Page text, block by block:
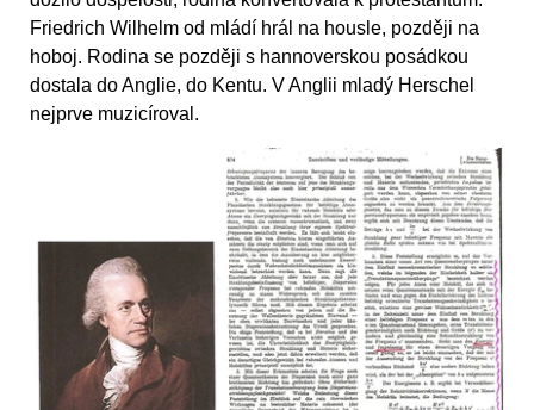
Friedrich Wilhelm od mládí hrál na housle, později na
hoboj. Rodina se později s hannoverskou posádkou
dostala do Anglie, do Kentu. V Anglii mladý Herschel
nejprve muzicíroval.